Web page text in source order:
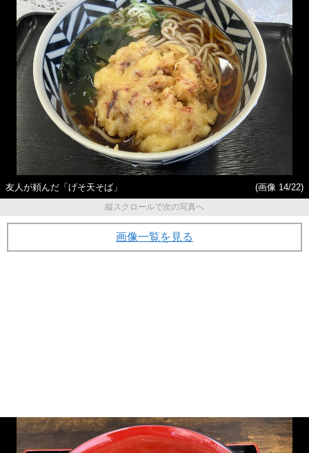
友人が頼んだ「げそ天そば」
(画像 14/22)
縦スクロールで次の写真へ
画像一覧を見る